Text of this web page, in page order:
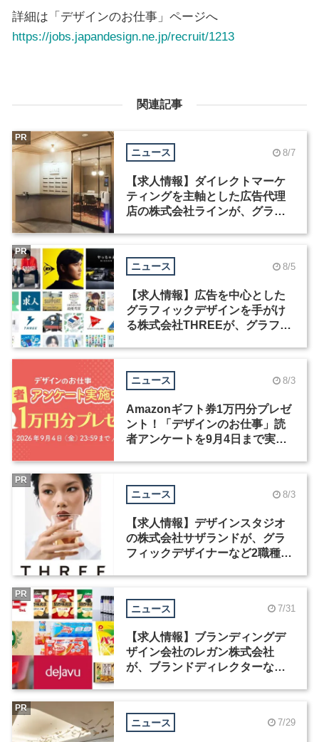
詳細は「デザインのお仕事」ページへ
https://jobs.japandesign.ne.jp/recruit/1213
関連記事
ニュース 8/7
【求人情報】ダイレクトマーケ
ティングを主軸とした広告代理
店の株式会社ラインが、グラフ
PR
ニュース 8/5
【求人情報】広告を中心とした
グラフィックデザインを手がけ
る株式会社THREEが、グラフィ
PR
ニュース 8/3
Amazonギフト券1万円分プレゼ
ント！「デザインのお仕事」読
者アンケートを9月4日まで実施
ニュース 8/3
【求人情報】デザインスタジオ
の株式会社サザランドが、グラ
フィックデザイナーなど2職種を
PR
ニュース 7/31
【求人情報】ブランディングデ
ザイン会社のレガン株式会社
が、ブランドディレクターなど3
PR
ニュース 7/29
PR